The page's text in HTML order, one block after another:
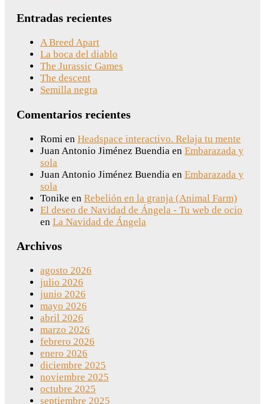
Entradas recientes
A Breed Apart
La boca del diablo
The Jurassic Games
The descent
Semilla negra
Comentarios recientes
Romi en Headspace interactivo. Relaja tu mente
Juan Antonio Jiménez Buendia en Embarazada y
sola
Juan Antonio Jiménez Buendia en Embarazada y
sola
Tonike en Rebelión en la granja (Animal Farm)
El deseo de Navidad de Ángela - Tu web de ocio
en La Navidad de Ángela
Archivos
agosto 2026
julio 2026
junio 2026
mayo 2026
abril 2026
marzo 2026
febrero 2026
enero 2026
diciembre 2025
noviembre 2025
octubre 2025
septiembre 2025